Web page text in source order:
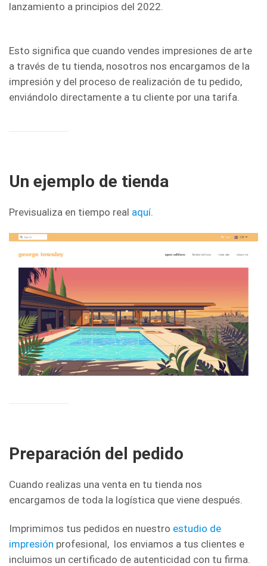
lanzamiento a principios del 2022.
Esto significa que cuando vendes impresiones de arte
a través de tu tienda, nosotros nos encargamos de la
impresión y del proceso de realización de tu pedido,
enviándolo directamente a tu cliente por una tarifa.
Un ejemplo de tienda
Previsualiza en tiempo real aquí.
Preparación del pedido
Cuando realizas una venta en tu tienda nos
encargamos de toda la logística que viene después.
Imprimimos tus pedidos en nuestro estudio de
impresión profesional, los enviamos a tus clientes e
incluimos un certificado de autenticidad con tu firma.